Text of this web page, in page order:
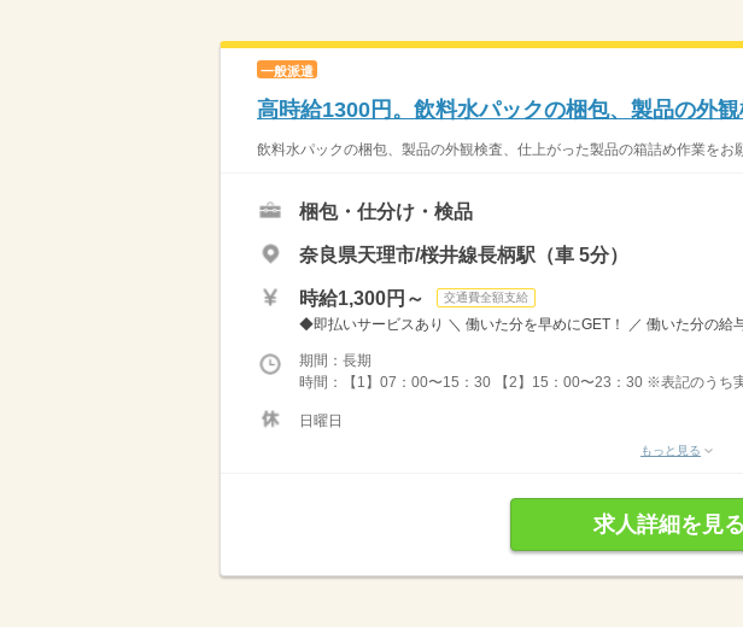
一般派遣
高時給1300円。飲料水パックの梱包、製品の外
飲料水パックの梱包、製品の外観検査、仕上がった製品の箱詰め作業を
梱包・仕分け・検品
奈良県天理市/桜井線長柄駅（車 5分）
時給1,300円～ 交通費全額支給
◆即払いサービスあり ＼ 働いた分を早めにGET！ ／ 働いた分の給
期間：長期
時間：【1】07：00〜15：30 【2】15：00〜23：30 ※表記のうち
日曜日
もっと見る
求人詳細を見る